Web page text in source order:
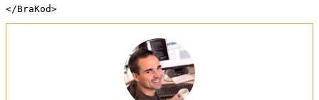
</BraKod>